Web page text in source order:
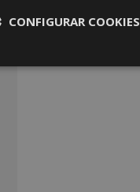
CONFIGURAR COOKIES